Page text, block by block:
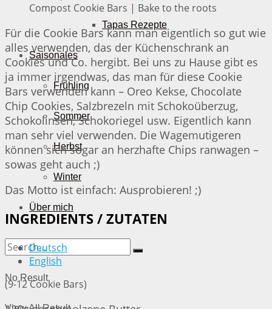
Tapas Rezepte
Saisonales
Frühling
Sommer
Herbst
Winter
Über mich
No Result
Compost Cookie Bars | Bake to the roots
Für die Cookie Bars kann man eigentlich so gut wie
alles verwenden, das der Küchenschrank an
Cookies und Co. hergibt. Bei uns zu Hause gibt es
ja immer irgendwas, das man für diese Cookie
Bars verwenden kann – Oreo Kekse, Chocolate
Chip Cookies, Salzbrezeln mit Schokoüberzug,
Schokolinsen, Schokoriegel usw. Eigentlich kann
man sehr viel verwenden. Die Wagemutigeren
können sich sogar an herzhafte Chips ranwagen –
sowas geht auch ;)
Das Motto ist einfach: Ausprobieren! ;)
INGREDIENTS / ZUTATEN
Deutsch
English
(9-12 Cookie Bars)